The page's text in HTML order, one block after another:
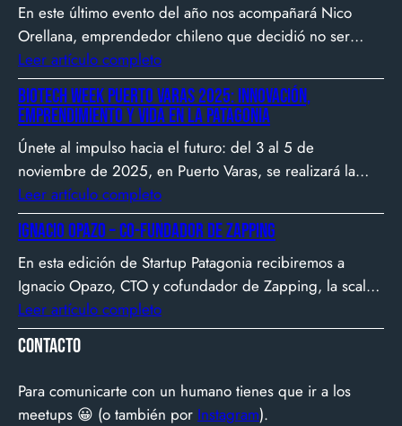
En este último evento del año nos acompañará Nico
Orellana, emprendedor chileno que decidió no ser
gerente, sino constructor de impacto. Desde que en
2007 fundó Webprendedor (¡un visionario!), evento
que buscó dar visibilidad al emprendimiento
tecnológico en Chile, hasta fundar Welcu, la primera
empresa latinoamericana acelerada por 500 Startups en
Silicon Valley.
Leer artículo completo
Biotech Week Puerto Varas 2025: Innovación,
emprendimiento y vida en la Patagonia
Únete al impulso hacia el futuro: del 3 al 5 de
noviembre de 2025, en Puerto Varas, se realizará la
Biotech Week Puerto Varas 2025 donde la
biotecnología, el emprendimiento y el entorno
patagónico convergen para transformar ideas en
impacto.
Leer artículo completo
Ignacio Opazo – Co-Fundador de Zapping
En esta edición de Startup Patagonia recibiremos a
Ignacio Opazo, CTO y cofundador de Zapping, la scale-
up chilena que está cambiando la manera en que
América Latina ve televisión. ​Zapping nació con una idea
simple y potente: ofrecer una experiencia de TV por
internet fluida, sin decodificadores ni contratos, y hoy
suma más de 600…
Leer artículo completo
Contacto
Para comunicarte con un humano tienes que ir a los
meetups 😀 (o también por Instagram).